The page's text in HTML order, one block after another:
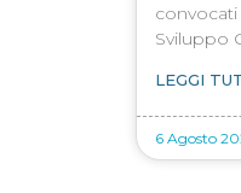
Sviluppo
LEGGI
6 Agosto